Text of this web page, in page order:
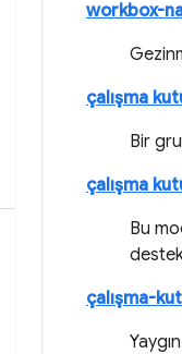
workbox-
çalışma
Bir
çalışma
Bu
çalışma-